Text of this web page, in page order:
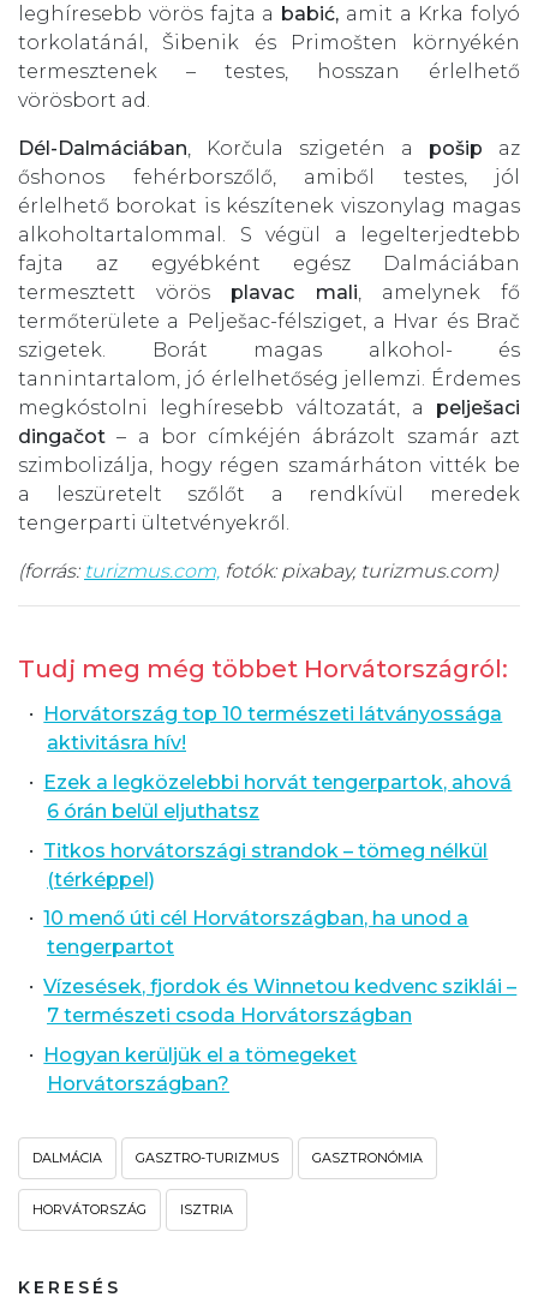
leghíresebb vörös fajta a babić, amit a Krka folyó
torkolatánál, Šibenik és Primošten környékén
termesztenek – testes, hosszan érlelhető
vörösbort ad.
Dél-Dalmáciában, Korčula szigetén a pošip az
őshonos fehérborszőlő, amiből testes, jól
érlelhető borokat is készítenek viszonylag magas
alkoholtartalommal. S végül a legelterjedtebb
fajta az egyébként egész Dalmáciában
termesztett vörös plavac mali, amelynek fő
termőterülete a Pelješac-félsziget, a Hvar és Brač
szigetek. Borát magas alkohol- és
tannintartalom, jó érlelhetőség jellemzi. Érdemes
megkóstolni leghíresebb változatát, a pelješaci
dingačot – a bor címkéjén ábrázolt szamár azt
szimbolizálja, hogy régen szamárháton vitték be
a leszüretelt szőlőt a rendkívül meredek
tengerparti ültetvényekről.
(forrás: turizmus.com, fotók: pixabay, turizmus.com)
Tudj meg még többet Horvátországról:
Horvátország top 10 természeti látványossága
aktivitásra hív!
Ezek a legközelebbi horvát tengerpartok, ahová
6 órán belül eljuthatsz
Titkos horvátországi strandok – tömeg nélkül
(térképpel)
10 menő úti cél Horvátországban, ha unod a
tengerpartot
Vízesések, fjordok és Winnetou kedvenc sziklái –
7 természeti csoda Horvátországban
Hogyan kerüljük el a tömegeket
Horvátországban?
DALMÁCIA GASZTRO-TURIZMUS GASZTRONÓMIA
HORVÁTORSZÁG ISZTRIA
KERESÉS